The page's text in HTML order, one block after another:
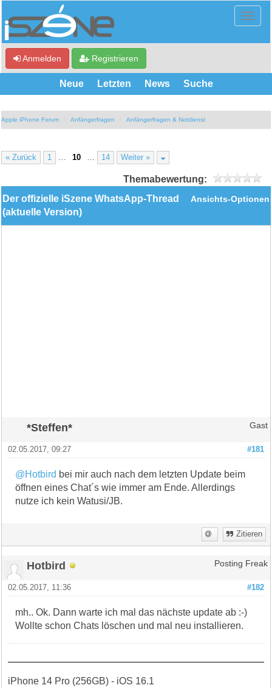
Anmelden Registrieren
Neue Letzten News Suche
Apple iPhone Forum Anfängerfragen Anfängerfragen & Notdienst
« Zurück 1 10 14 Weiter »
Themabewertung:
Ansichts-Optionen
Der offizielle iSzene WhatsApp-Thread
(aktuelle Version)
*Steffen* Gast
#181
02.05.2017, 09:27
@Hotbird bei mir auch nach dem letzten Update beim
öffnen eines Chat´s wie immer am Ende. Allerdings
nutze ich kein Watusi/JB.
Zitieren
Hotbird Posting Freak
#182
02.05.2017, 11:36
mh.. Ok. Dann warte ich mal das nächste update ab :-)
Wollte schon Chats löschen und mal neu installieren.
iPhone 14 Pro (256GB) - iOS 16.1